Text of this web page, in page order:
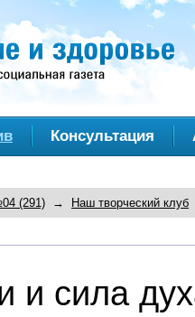
Консультация
(291) → Наш творческий клуб
и сила